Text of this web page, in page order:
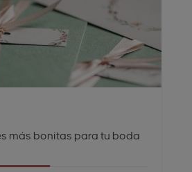
más bonitas para tu boda